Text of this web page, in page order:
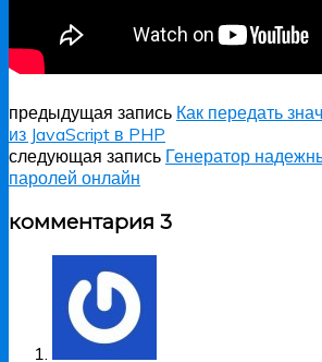
предыдущая запись Как передать
из JavaScript в PHP
следующая запись Генератор
паролей онлайн
комментария 3